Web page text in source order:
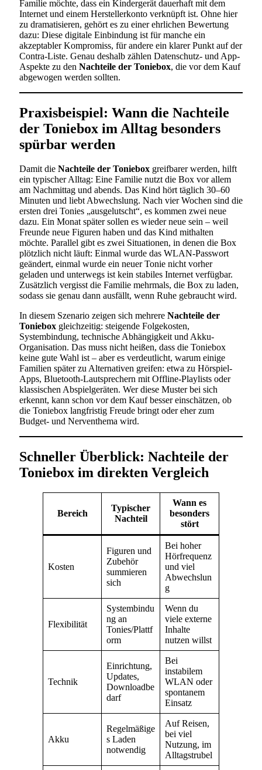
Familie möchte, dass ein Kindergerät dauerhaft mit dem
Internet und einem Herstellerkonto verknüpft ist. Ohne hier
zu dramatisieren, gehört es zu einer ehrlichen Bewertung
dazu: Diese digitale Einbindung ist für manche ein
akzeptabler Kompromiss, für andere ein klarer Punkt auf der
Contra-Liste. Genau deshalb zählen Datenschutz- und App-
Aspekte zu den Nachteile der Toniebox, die vor dem Kauf
abgewogen werden sollten.
Praxisbeispiel: Wann die Nachteile
der Toniebox im Alltag besonders
spürbar werden
Damit die Nachteile der Toniebox greifbarer werden, hilft
ein typischer Alltag: Eine Familie nutzt die Box vor allem
am Nachmittag und abends. Das Kind hört täglich 30–60
Minuten und liebt Abwechslung. Nach vier Wochen sind die
ersten drei Tonies „ausgelutscht“, es kommen zwei neue
dazu. Ein Monat später sollen es wieder neue sein – weil
Freunde neue Figuren haben und das Kind mithalten
möchte. Parallel gibt es zwei Situationen, in denen die Box
plötzlich nicht läuft: Einmal wurde das WLAN-Passwort
geändert, einmal wurde ein neuer Tonie nicht vorher
geladen und unterwegs ist kein stabiles Internet verfügbar.
Zusätzlich vergisst die Familie mehrmals, die Box zu laden,
sodass sie genau dann ausfällt, wenn Ruhe gebraucht wird.
In diesem Szenario zeigen sich mehrere Nachteile der
Toniebox gleichzeitig: steigende Folgekosten,
Systembindung, technische Abhängigkeit und Akku-
Organisation. Das muss nicht heißen, dass die Toniebox
keine gute Wahl ist – aber es verdeutlicht, warum einige
Familien später zu Alternativen greifen: etwa zu Hörspiel-
Apps, Bluetooth-Lautsprechern mit Offline-Playlists oder
klassischen Abspielgeräten. Wer diese Muster bei sich
erkennt, kann schon vor dem Kauf besser einschätzen, ob
die Toniebox langfristig Freude bringt oder eher zum
Budget- und Nerventhema wird.
Schneller Überblick: Nachteile der
Toniebox im direkten Vergleich
Bereich
Typischer
Nachteil
Wann es
besonders
stört
Kosten
Figuren und
Zubehör
summieren
sich
Bei hoher
Hörfrequenz
und viel
Abwechslun
g
Flexibilität
Systembindu
ng an
Tonies/Plattf
orm
Wenn du
viele externe
Inhalte
nutzen willst
Technik
Einrichtung,
Updates,
Downloadbe
darf
Bei
instabilem
WLAN oder
spontanem
Einsatz
Akku
Regelmäßige
s Laden
notwendig
Auf Reisen,
bei viel
Nutzung, im
Alltagstrubel